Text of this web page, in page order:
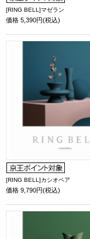
[RING BELL]マゼラン
価格 5,390円(税込)
[RING BELL]カシオペア
価格 9,790円(税込)